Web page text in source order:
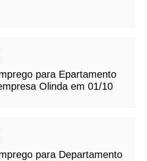
para Epartamento
Olinda em 01/10
para Departamento